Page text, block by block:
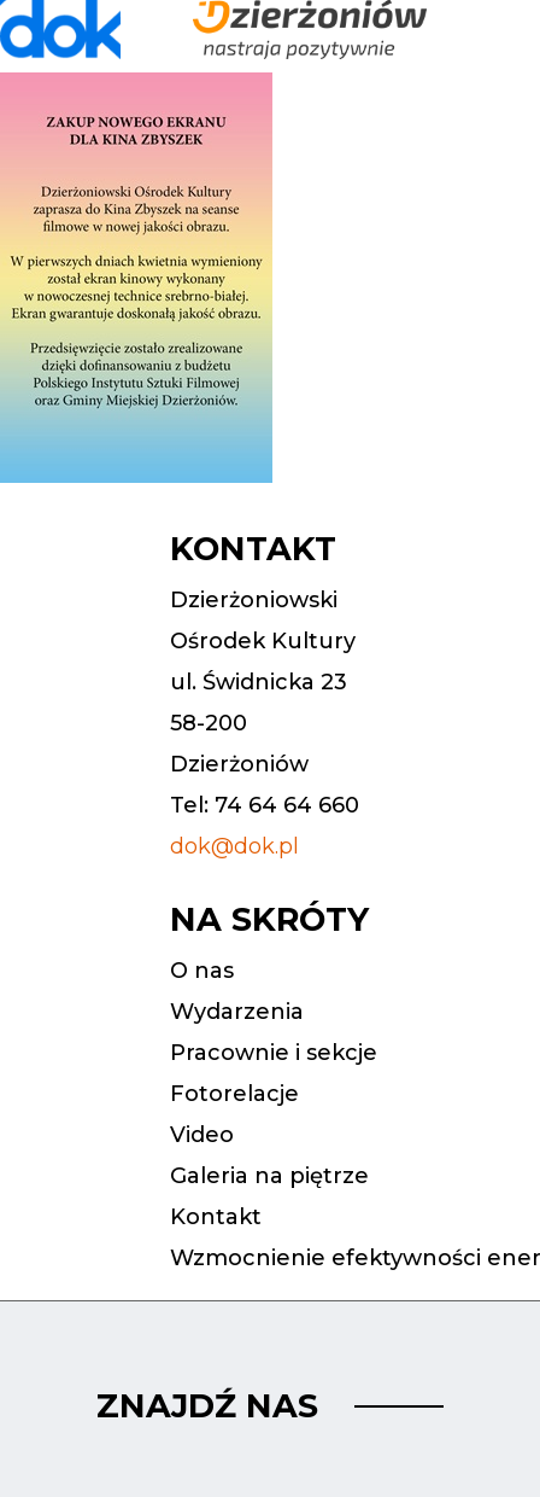
KONTAKT
Dzierżoniowski
Ośrodek Kultury
ul. Świdnicka 23
58-200
Dzierżoniów
Tel: 74 64 64 660
dok@dok.pl
NA SKRÓTY
O nas
Wydarzenia
Pracownie i sekcje
Fotorelacje
Video
Galeria na piętrze
Kontakt
Wzmocnienie efektywności
ZNAJDŹ NAS